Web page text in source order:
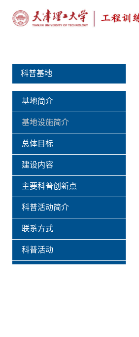
科普基地
基地简介
基地设施简介
总体目标
建设内容
主要科普创新点
科普活动简介
联系方式
科普活动